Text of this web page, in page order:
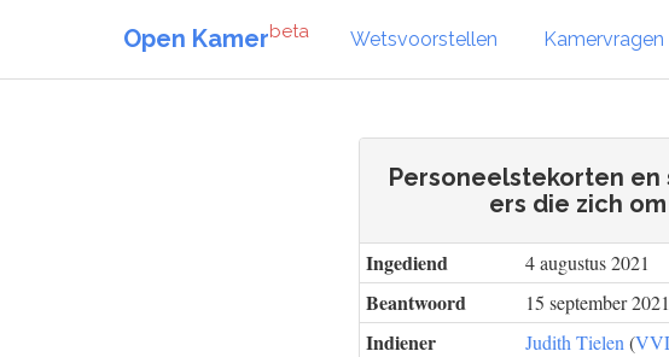
Open Kamerbeta Wetsvoorstellen Kamervragen
Personeelstekorten en
ers die zich
Ingediend 4 augustus 2021
Beantwoord 15 september
Indiener Judith Tielen (